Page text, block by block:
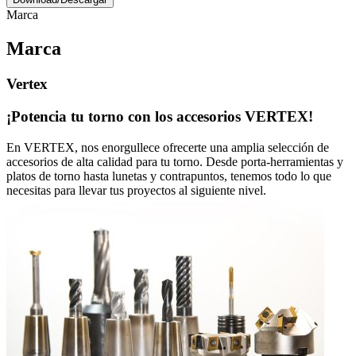
Marca
Marca
Vertex
¡Potencia tu torno con los accesorios VERTEX!
En VERTEX, nos enorgullece ofrecerte una amplia selección de
accesorios de alta calidad para tu torno. Desde porta-herramientas y
platos de torno hasta lunetas y contrapuntos, tenemos todo lo que
necesitas para llevar tus proyectos al siguiente nivel.